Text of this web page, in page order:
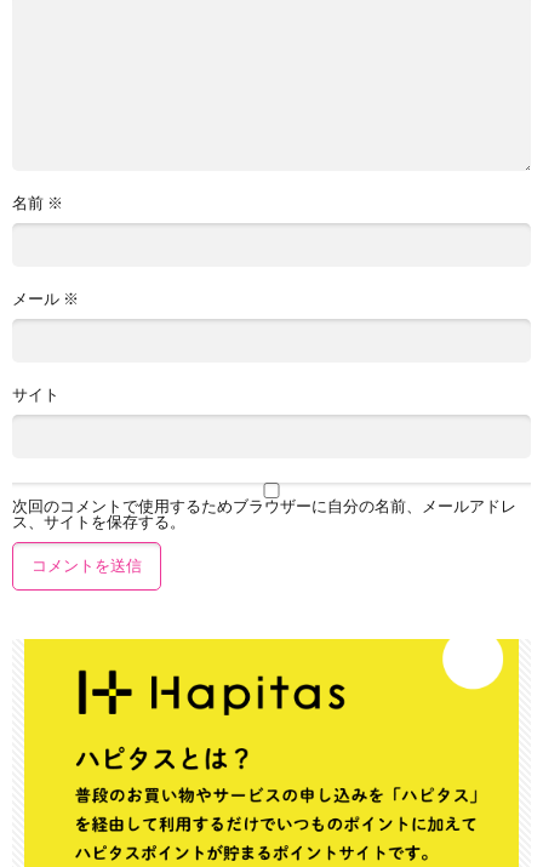
名前 ※
メール ※
サイト
次回のコメントで使用するためブラウザーに自分の名前、メールアドレ
ス、サイトを保存する。